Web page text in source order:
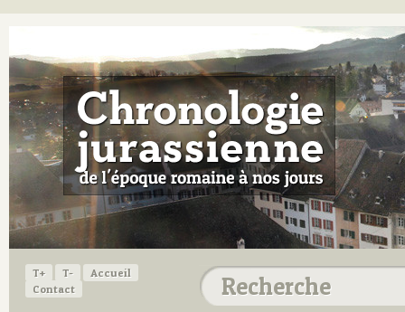
T+ T-
Accueil
Contact